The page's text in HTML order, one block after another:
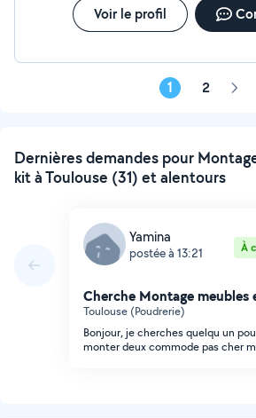
Voir le profil
1 2 Page
Dernières demandes pour
kit à Toulouse (31) et alentours
Yamina
postée à 13:21 À
Cherche Montage meubles
Toulouse (Poudrerie)
Bonjour, je cherches quelqu un
monter deux commode pas cher